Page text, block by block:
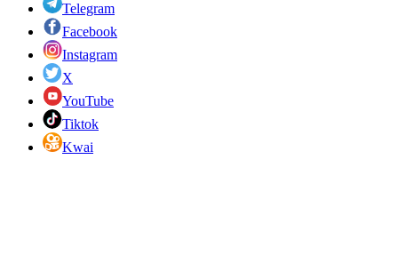
Telegram
Facebook
Instagram
X
YouTube
Tiktok
Kwai